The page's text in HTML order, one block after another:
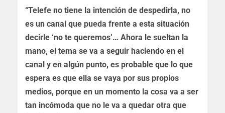
“Telefe no tiene la intención de despedirla, no
es un canal que pueda frente a esta situación
decirle ‘no te queremos’… Ahora le sueltan la
mano, el tema se va a seguir haciendo en el
canal y en algún punto, es probable que lo que
espera es que ella se vaya por sus propios
medios, porque en un momento la cosa va a ser
tan incómoda que no le va a quedar otra que